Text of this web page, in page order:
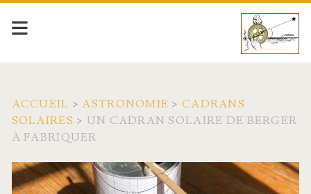
ACCUEIL >ASTRONOMIE >CADRANS
SOLAIRES > UN CADRAN SOLAIRE DE BERGER
À FABRIQUER